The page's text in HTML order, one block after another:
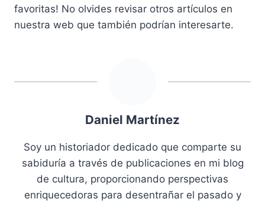
favoritas! No olvides revisar otros artículos en
nuestra web que también podrían interesarte.
Daniel Martínez
Soy un historiador dedicado que comparte su
sabiduría a través de publicaciones en mi blog
de cultura, proporcionando perspectivas
enriquecedoras para desentrañar el pasado y